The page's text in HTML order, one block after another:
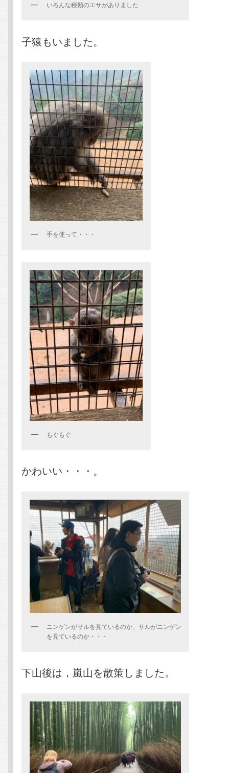
いろんな種類のエサがありました
子猿もいました。
手を使って・・・
もぐもぐ
かわいい・・・。
ニンゲンがサルを見ているのか、サルがニンゲン
を見ているのか・・・
下山後は，嵐山を散策しました。